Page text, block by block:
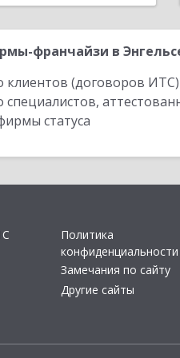
франчайзи в
клиентов (договоров
специалистов,
статуса
Политика
конфиденциальности
Замечания по сайту
Другие сайты